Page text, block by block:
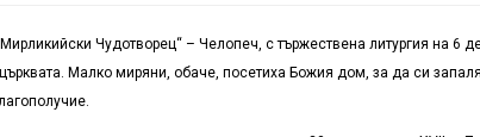
Чудотворец“ – Челопеч, с тържествена литургия на 6
Малко миряни, обаче, посетиха Божия дом, за да си